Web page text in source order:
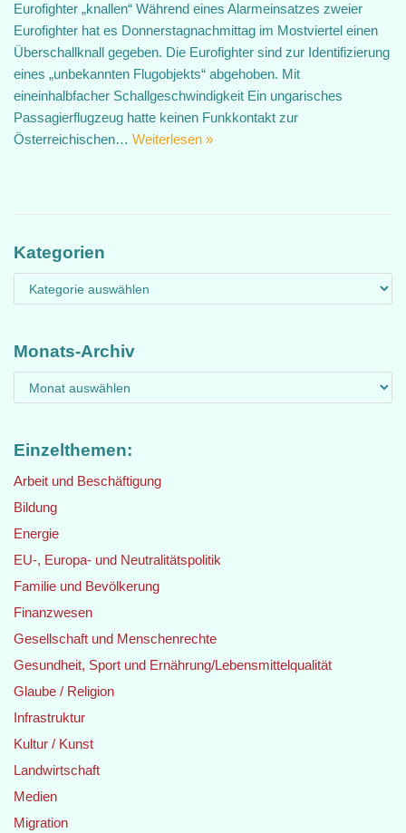
Eurofighter „knallen“ Während eines Alarmeinsatzes zweier
Eurofighter hat es Donnerstagnachmittag im Mostviertel einen
Überschallknall gegeben. Die Eurofighter sind zur Identifizierung
eines „unbekannten Flugobjekts“ abgehoben. Mit
eineinhalbfacher Schallgeschwindigkeit Ein ungarisches
Passagierflugzeug hatte keinen Funkkontakt zur
Österreichischen… Weiterlesen »
Kategorien
Monats-Archiv
Einzelthemen:
Arbeit und Beschäftigung
Bildung
Energie
EU-, Europa- und Neutralitätspolitik
Familie und Bevölkerung
Finanzwesen
Gesellschaft und Menschenrechte
Gesundheit, Sport und Ernährung/Lebensmittelqualität
Glaube / Religion
Infrastruktur
Kultur / Kunst
Landwirtschaft
Medien
Migration